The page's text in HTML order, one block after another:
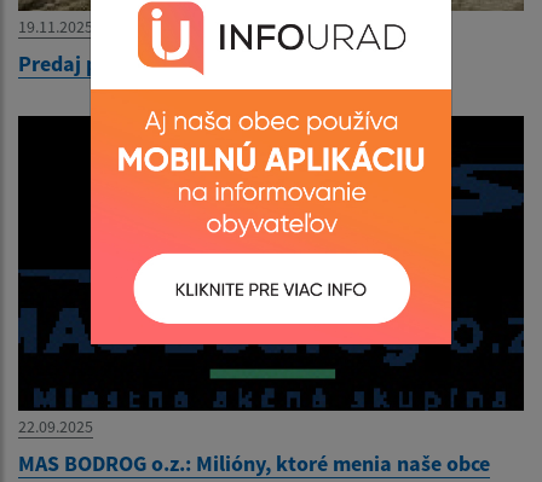
19.11.2025
Predaj pozemku
22.09.2025
MAS BODROG o.z.: Milióny, ktoré menia naše obce